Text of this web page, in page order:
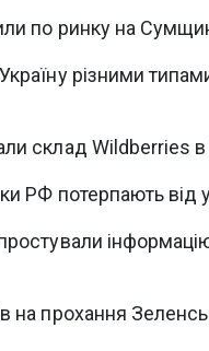
по ринку на
різними
склад Wildberries в
РФ потерпають від
на прохання